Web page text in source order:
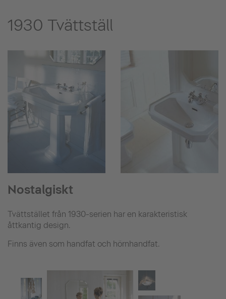
1930 Tvättställ
Nostalgiskt
Tvättstället från 1930-serien har en karakteristisk
åttkantig design.
Finns även som handfat och hörnhandfat.